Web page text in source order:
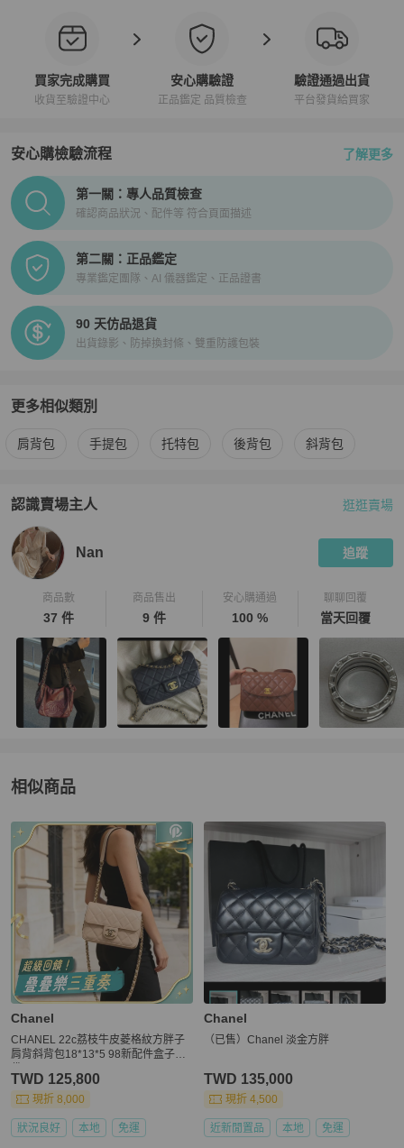
買家完成購買
收貨至驗證中心
安心購驗證
正品鑑定 品質檢查
驗證通過出貨
平台發貨給買家
安心購檢驗流程 了解更多
PopChill拍拍圈正品驗證、安心購檢驗流程介紹
第一關：專人品質檢查
確認商品狀況、配件等 符合頁面描述
第二關：正品鑑定
專業鑑定團隊、AI 儀器鑑定、正品證書
90 天仿品退貨
出貨錄影、防掉換封條、雙重防護包裝
更多相似類別
更多Chanel 女包相似商品推薦
肩背包 手提包 托特包 後背包 斜背包
認識賣場主人
PopChill 拍拍圈嚴選賣家
逛逛賣場
Nan 追蹤
商品數
37 件
商品售出
9 件
安心購通過
100 %
聊聊回覆
當天回覆
相似商品
更多相似Chanel女包推薦精品
Chanel
CHANEL 22c荔枝牛皮菱格紋方胖子
肩背斜背包18*13*5 98新配件盒子塵
TWD 125,800
現折 8,000
狀況良好 本地 免運
Chanel
（已售）Chanel 淡金方胖
TWD 135,000
現折 4,500
近新閒置品 本地 免運